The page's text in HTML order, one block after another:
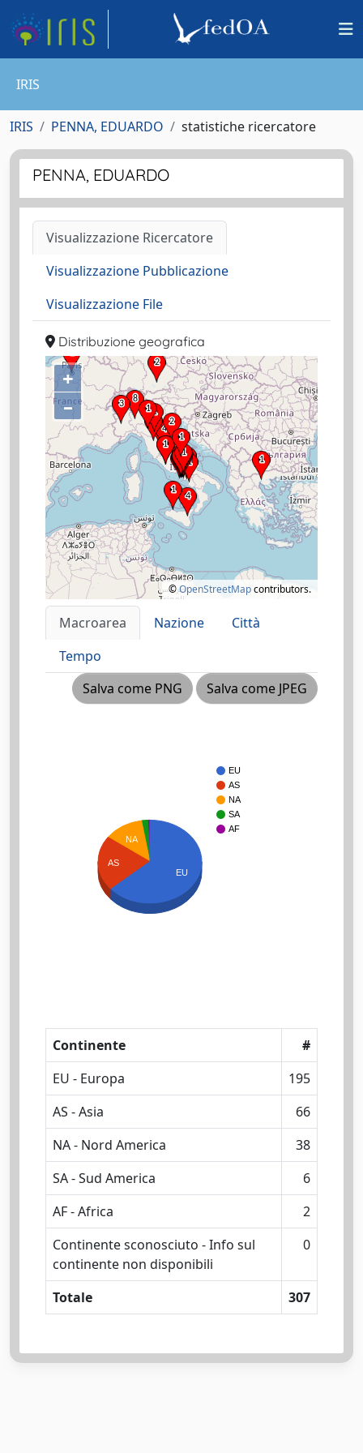
IRIS
IRIS PENNA, EDUARDO statistiche ricercatore
PENNA, EDUARDO
Visualizzazione Ricercatore
Visualizzazione Pubblicazione
Visualizzazione File
Distribuzione geografica
+
–
©OpenStreetMapcontributors.
Macroarea Nazione
Città
Tempo
Salva come PNG
Salva come JPEG
EU
AS
NA
SA
AF
NA
AS
EU
Continente
#
EU - Europa
195
AS - Asia
66
NA - Nord America
38
SA - Sud America
6
AF - Africa
2
Continente sconosciuto - Info sul
continente non disponibili
0
Totale 307